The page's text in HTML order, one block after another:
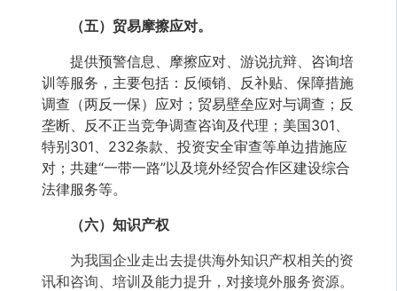
（五）贸易摩擦应对。
提供预警信息、摩擦应对、游说抗辩、咨询培
训等服务，主要包括：反倾销、反补贴、保障措施
调查（两反一保）应对；贸易壁垒应对与调查；反
垄断、反不正当竞争调查咨询及代理；美国301、
特别301、232条款、投资安全审查等单边措施应
对；共建“一带一路”以及境外经贸合作区建设综合
法律服务等。
（六）知识产权
为我国企业走出去提供海外知识产权相关的资
讯和咨询、培训及能力提升，对接境外服务资源。